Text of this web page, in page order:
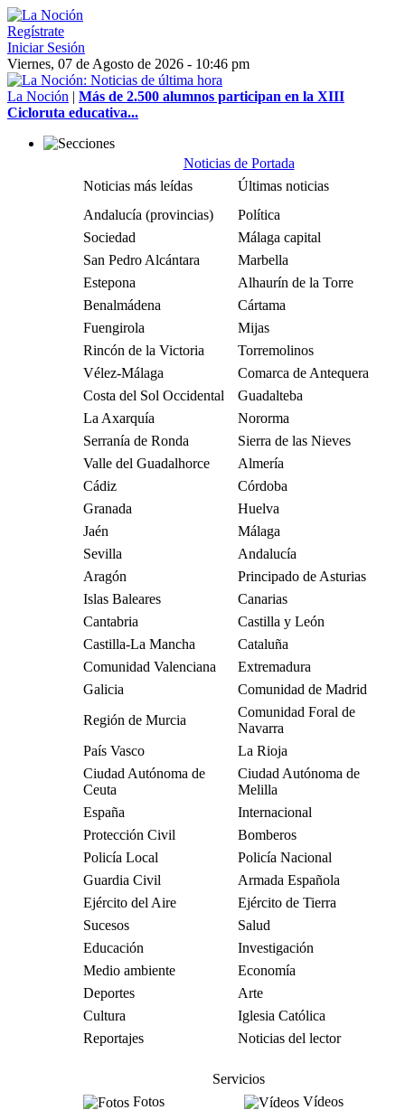
Regístrate
Iniciar Sesión
Viernes, 07 de Agosto de 2026 - 10:46 pm
La Noción | Más de 2.500 alumnos participan en la XIII
Cicloruta educativa...
Noticias de Portada
Noticias más leídas
Últimas noticias
Andalucía (provincias)
Política
Sociedad
Málaga capital
San Pedro Alcántara
Marbella
Estepona
Alhaurín de la Torre
Benalmádena
Cártama
Fuengirola
Mijas
Rincón de la Victoria
Torremolinos
Vélez-Málaga
Comarca de Antequera
Costa del Sol Occidental
Guadalteba
La Axarquía
Nororma
Serranía de Ronda
Sierra de las Nieves
Valle del Guadalhorce
Almería
Cádiz
Córdoba
Granada
Huelva
Jaén
Málaga
Sevilla
Andalucía
Aragón
Principado de Asturias
Islas Baleares
Canarias
Cantabria
Castilla y León
Castilla-La Mancha
Cataluña
Comunidad Valenciana
Extremadura
Galicia
Comunidad de Madrid
Región de Murcia
Comunidad Foral de
Navarra
País Vasco
La Rioja
Ciudad Autónoma de
Ceuta
Ciudad Autónoma de
Melilla
España
Internacional
Protección Civil
Bomberos
Policía Local
Policía Nacional
Guardia Civil
Armada Española
Ejército del Aire
Ejército de Tierra
Sucesos
Salud
Educación
Investigación
Medio ambiente
Economía
Deportes
Arte
Cultura
Iglesia Católica
Reportajes
Noticias del lector
Servicios
Fotos
Vídeos